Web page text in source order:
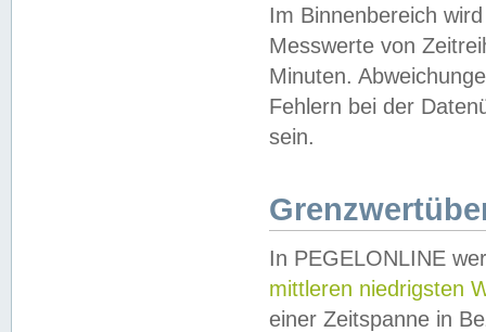
Im Binnenbereich
Messwerte von
Minuten.
Fehlern bei der
sein.
In PEGELONLINE
mittleren niedrigsten
einer Zeitspanne in